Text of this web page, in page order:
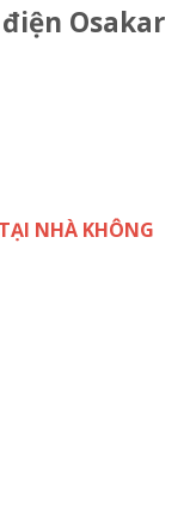
Osakar
NHÀ KHÔNG